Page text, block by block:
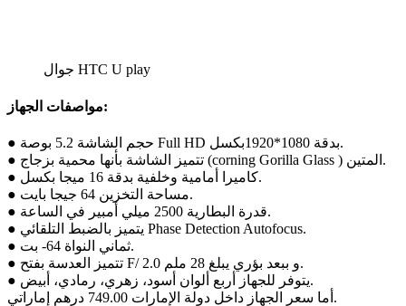
جوال HTC U play
مواصفات الجهاز:
● حجم الشاشة 5.2 بوصة Full HD بدقة 1080*1920بكسل.
● تتميز الشاشة بأنها محمية بزجاج (corning Gorilla Glass ) المتين.
● كاميرا أمامية وخلفية بدقة 16 ميجا بكسل.
● مساحة التخزين 64 جيجا بايت.
● قدرة البطارية 2500 ميلي أمبير في الساعة.
● يتميز بالضبط التلقائي Phase Detection Autofocus.
● ثماني النواة 64- بت.
● تتميز العدسة بفتح F/ 2.0 و ببعد بؤري يبلغ 28 ملم.
● يتوفر للجهاز أربع ألوان أسود، زهري، رمادي، أبيض.
أما سعر الجهاز داخل دولة الإمارات 749.00 درهم إماراتي.